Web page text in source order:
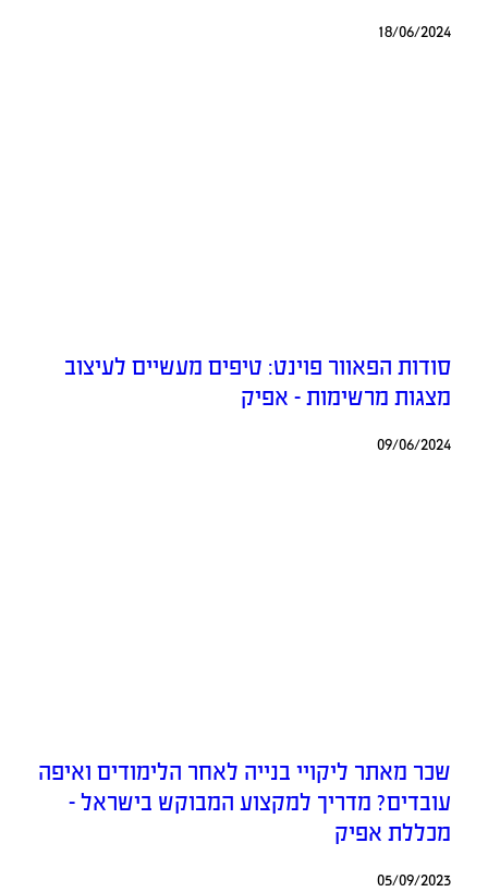
18/06/2024
סודות הפאוור פוינט: טיפים מעשיים לעיצוב
מצגות מרשימות – אפיק
09/06/2024
שכר מאתר ליקויי בנייה לאחר הלימודים ואיפה
עובדים? מדריך למקצוע המבוקש בישראל –
מכללת אפיק
05/09/2023